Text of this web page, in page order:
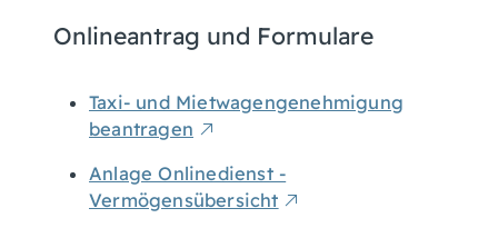
Onlineantrag und Formulare
Taxi- und Mietwagengenehmigung
beantragen
Anlage Onlinedienst -
Vermögensübersicht